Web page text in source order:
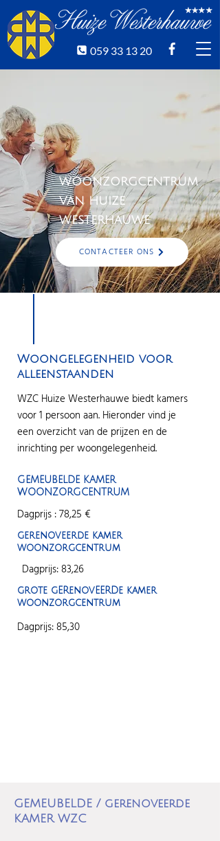
059 33 13 20
WOONZORGCENTRUM
VAN HUIZE
WESTERHAUWE
CONTACTEER ONS
Woongelegenheid voor
alleenstaanden
​WZC Huize Westerhauwe biedt kamers
voor 1 persoon aan. Hieronder vind je
een overzicht van de prijzen en de
inrichting per woongelegenheid.
GEMEUBELDE KAMER
WOONZORGCENTRUM
Dagprijs : 78,25 €
gerenoveerde kamer
woonzorgcentrum
Dagprijs: 83,26
grote gERenovEERDe kamer
woonzorgcentrum
Dagprijs: 85,30
GEMEUBELDE / gerenoveerde
KAMER WZC